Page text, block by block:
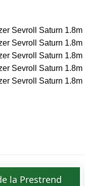
Sevroll Saturn 1.8m
Sevroll Saturn 1.8m
Sevroll Saturn 1.8m
Sevroll Saturn 1.8m
Sevroll Saturn 1.8m
la Prestrend